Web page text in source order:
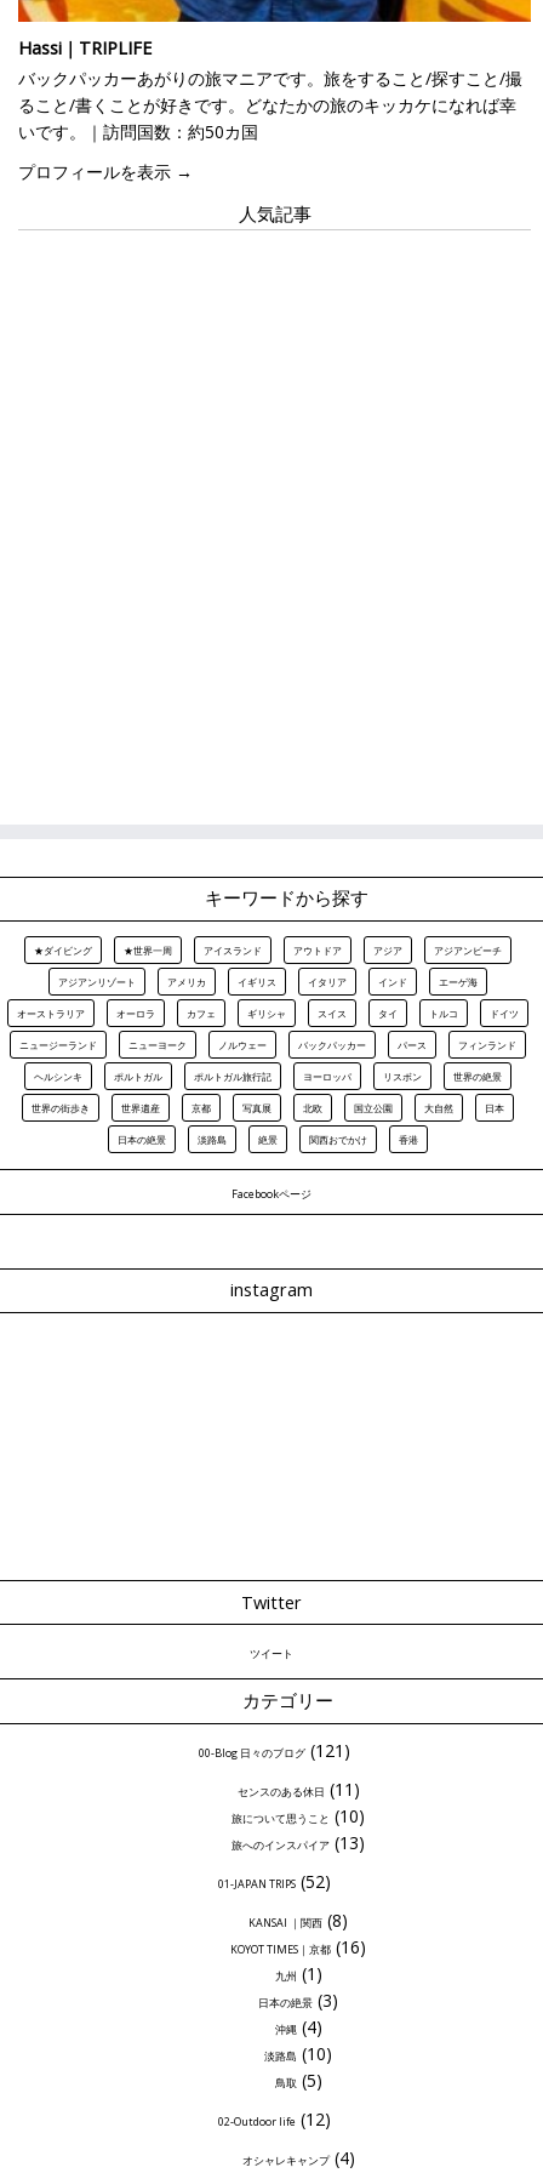
Hassi｜TRIPLIFE
バックパッカーあがりの旅マニアです。旅をすること/探すこと/撮
ること/書くことが好きです。どなたかの旅のキッカケになれば幸
いです。｜訪問国数：約50カ国
プロフィールを表示 →
人気記事
キーワードから探す
★ダイビング ★世界一周 アイスランド アウトドア アジア アジアンビーチ
アジアンリゾート アメリカ イギリス イタリア インド エーゲ海
オーストラリア オーロラ カフェ ギリシャ スイス タイ トルコ ドイツ
ニュージーランド ニューヨーク ノルウェー バックパッカー パース フィンランド
ヘルシンキ ポルトガル ポルトガル旅行記 ヨーロッパ リスボン 世界の絶景
世界の街歩き 世界遺産 京都 写真展 北欧 国立公園 大自然 日本
日本の絶景 淡路島 絶景 関西おでかけ 香港
Facebookページ
instagram
Twitter
ツイート
カテゴリー
00-Blog 日々のブログ(121)
センスのある休日 (11)
旅について思うこと (10)
旅へのインスパイア (13)
01-JAPAN TRIPS(52)
KANSAI ｜関西 (8)
KOYOT TIMES｜京都 (16)
九州 (1)
日本の絶景 (3)
沖縄 (4)
淡路島 (10)
鳥取 (5)
02-Outdoor life(12)
オシャレキャンプ(4)